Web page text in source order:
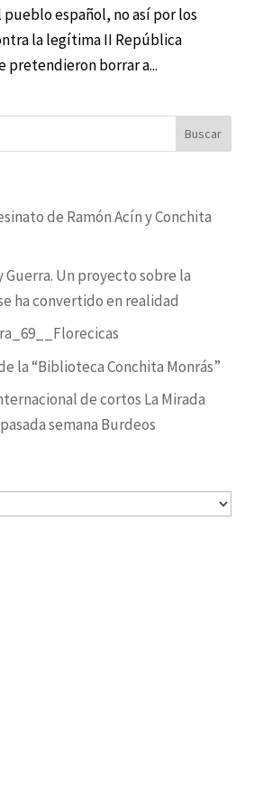
español, no así por los
la legítima II República
pretendieron borrar a...
de Ramón Acín y Conchita
Guerra. Un proyecto sobre la
ha convertido en realidad
la “Biblioteca Conchita Monrás”
de cortos La Mirada
semana Burdeos